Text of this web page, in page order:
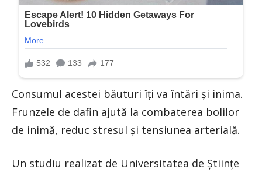
Consumul acestei băuturi îți va întări și inima.
Frunzele de dafin ajută la combaterea bolilor
de inimă, reduc stresul și tensiunea arterială.
Un studiu realizat de Universitatea de Științe